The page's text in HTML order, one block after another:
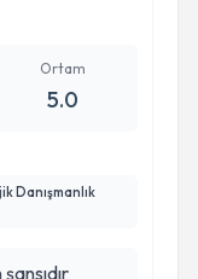
Ortam
5.0
Danışmanlık